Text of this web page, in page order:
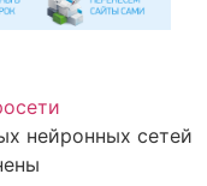
нейронных сетей